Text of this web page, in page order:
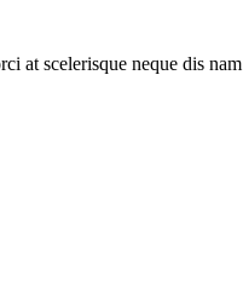
at scelerisque neque dis